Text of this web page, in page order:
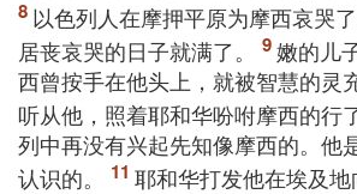
以色列人在摩押平原为摩西哀哭
居丧哀哭的日子就满了。
嫩的儿
西曾按手在他头上，就被智慧的灵
听从他，照着耶和华吩咐摩西的行了
列中再没有兴起先知像摩西的。他
认识的。
耶和华打发他在埃及